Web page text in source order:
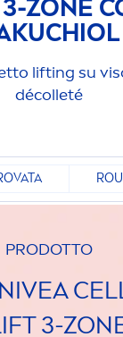
ZONE
lifting su
décolleté
PRODOTTO
NIVEA
3-